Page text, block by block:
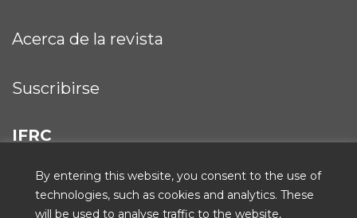
By entering this website, you consent to the use of
technologies, such as cookies and analytics. These
will be used to analyse traffic to the website,
Acerca de la revista
Suscribirse
IFRC